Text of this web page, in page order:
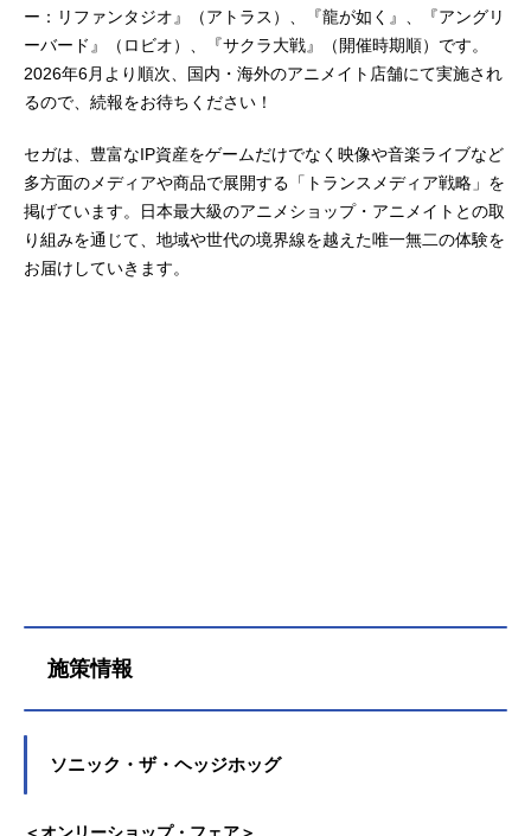
ー：リファンタジオ』（アトラス）、『龍が如く』、『アングリ
ーバード』（ロビオ）、『サクラ大戦』（開催時期順）です。
2026年6月より順次、国内・海外のアニメイト店舗にて実施され
るので、続報をお待ちください！
セガは、豊富なIP資産をゲームだけでなく映像や音楽ライブなど
多方面のメディアや商品で展開する「トランスメディア戦略」を
掲げています。日本最大級のアニメショップ・アニメイトとの取
り組みを通じて、地域や世代の境界線を越えた唯一無二の体験を
お届けしていきます。
施策情報
ソニック・ザ・ヘッジホッグ